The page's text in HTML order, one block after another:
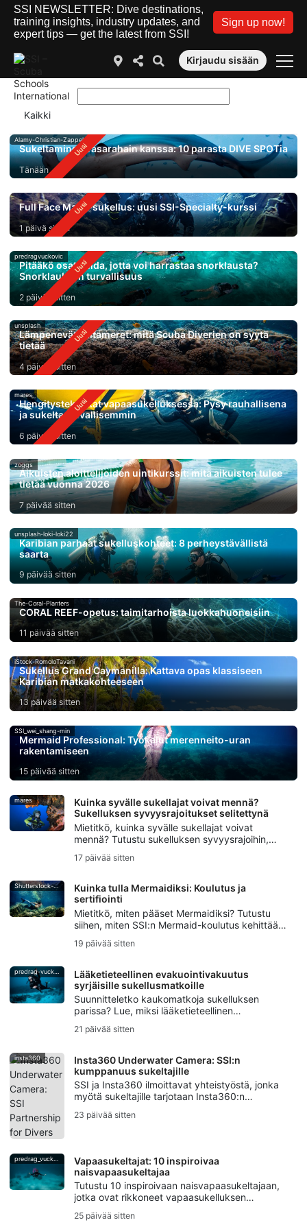
SSI NEWSLETTER: Dive destinations,
training insights, industry updates, and
expert tips — get the latest from SSI!
Sign up now!
Kirjaudu sisään
Alamy-Christian-Zappel
Sukeltaminen vasarahain kanssa: 10 parasta DIVE SPOTia
Tänään
Full Face Mask-sukellus: uusi SSI-Specialty-kurssi
1 päivä sitten
predragvuckovic
Pitääkö osata uida, jotta voi harrastaa snorklausta?
Snorklauksen turvallisuus
2 päivää sitten
unsplash
Lämpenevät valtameret: mitä Scuba Diverien on syytä
tietää
4 päivää sitten
mares
Hengitystekniikat vapaasukelluksessa: Pysy rauhallisena
ja sukelta turvallisemmin
6 päivää sitten
zoggs
Aikuisten aloittelijoiden uintikurssit: mitä aikuisten tulee
tietää vuonna 2026
7 päivää sitten
unsplash-loki-loki22
Karibian parhaat sukelluskohteet: 8 perheystävällistä
saarta
9 päivää sitten
The-Coral-Planters
CORAL REEF-opetus: taimitarhoista luokkahuoneisiin
11 päivää sitten
iStock-RomoloTavani
Sukellus Grand Caymanilla: Kattava opas klassiseen
Karibian matkakohteeseen
13 päivää sitten
SSI_wei_shang-min
Mermaid Professional: Työkalut merenneito-uran
rakentamiseen
15 päivää sitten
mares
Kuinka syvälle sukellajat voivat mennä?
Sukelluksen syvyysrajoitukset selitettynä
Mietitkö, kuinka syvälle sukellajat voivat
mennä? Tutustu sukelluksen syvyysrajoihin,
syvyysrajoihin ja siihen, milloin tekniikkasukellus
17 päivää sitten
Shutterstock-Andrea_Izzotti
Kuinka tulla Mermaidiksi: Koulutus ja
sertifiointi
Mietitkö, miten pääset Mermaidiksi? Tutustu
siihen, miten SSI:n Mermaid-koulutus kehittää
turvallisuutta ja Mermaid-sertifiointia.
19 päivää sitten
predrag-vuckovic
Lääketieteellinen evakuointivakuutus
syrjäisille sukellusmatkoille
Suunnitteletko kaukomatkoja sukelluksen
parissa? Lue, miksi lääketieteellinen
dekompressiotautista evakuointitukeen.
21 päivää sitten
insta360
Insta360 Underwater Camera: SSI:n
kumppanuus sukeltajille
SSI ja Insta360 ilmoittavat yhteistyöstä, jonka
myötä sukeltajille tarjotaan Insta360:n
sisällöntuottajakampanjoita sekä Photo &
23 päivää sitten
predrag_vuckovic
Vapaasukeltajat: 10 inspiroivaa
naisvapaasukeltajaa
Tutustu 10 inspiroivaan naisvapaasukeltajaan,
jotka ovat rikkoneet vapaasukelluksen
luoneet vedenalaista taidetta ja pitäneet
25 päivää sitten